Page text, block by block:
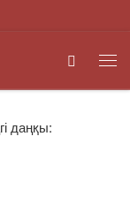
Search
даңқы: